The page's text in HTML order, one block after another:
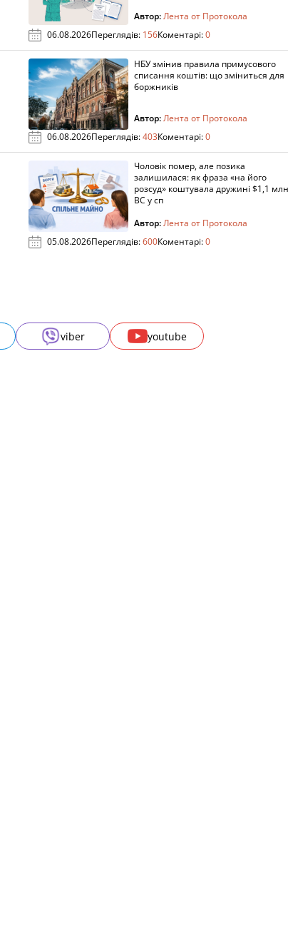
Автор:Лента от Протокола
06.08.2026Переглядів: 156Коментарі:0
НБУ змінив правила примусового
списання коштів: що зміниться для
боржників
Автор:Лента от Протокола
06.08.2026Переглядів:403Коментарі:0
Чоловік помер, але позика
залишилася: як фраза «на його
розсуд» коштувала дружині $1,1
ВС у сп
Автор:Лента от Протокола
05.08.2026Переглядів:600Коментарі:0
viber youtube